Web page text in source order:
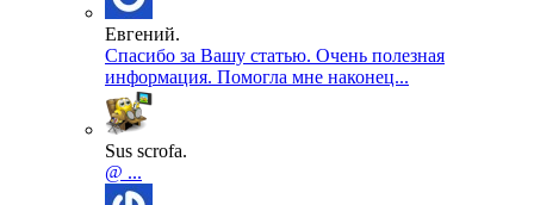
Евгений.
Спасибо за Вашу статью. Очень полезная
информация. Помогла мне наконец...
Sus scrofa.
@ ...